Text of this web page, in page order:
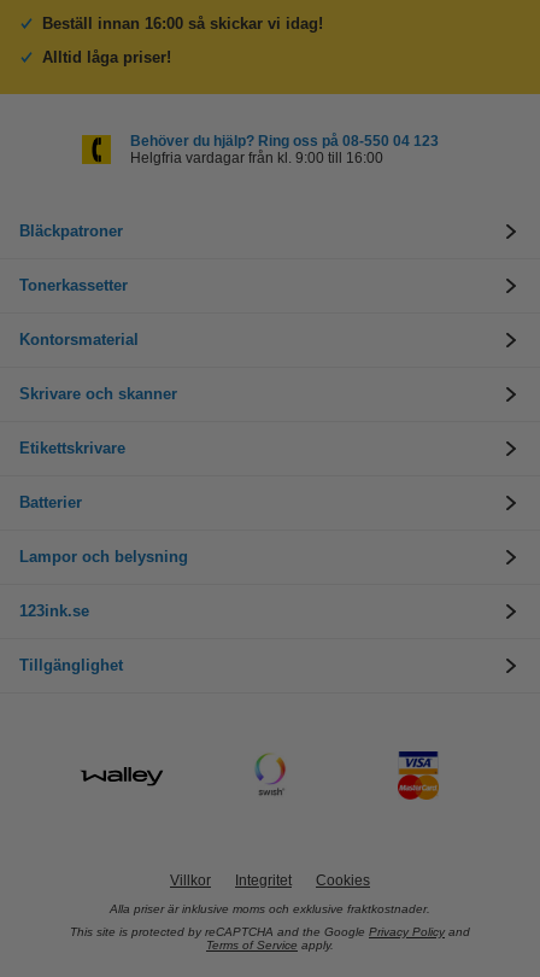
Beställ innan 16:00 så skickar vi idag!
Alltid låga priser!
Behöver du hjälp? Ring oss på 08-550 04 123
Helgfria vardagar från kl. 9:00 till 16:00
Bläckpatroner
Tonerkassetter
Kontorsmaterial
Skrivare och skanner
Etikettskrivare
Batterier
Lampor och belysning
123ink.se
Tillgänglighet
Villkor Integritet Cookies
Alla priser är inklusive moms och exklusive fraktkostnader.
This site is protected by reCAPTCHA and the Google Privacy Policy and
Terms of Service apply.